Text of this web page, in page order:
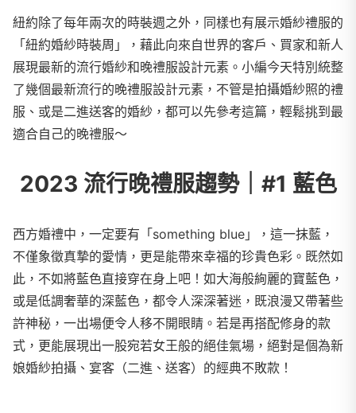
紐約除了每年兩次的時裝週之外，同樣也有展示婚紗禮服的
「紐約婚紗時裝周」，藉此向來自世界的客戶、買家和新人
展現最新的流行婚紗和晚禮服設計元素。小編今天特別統整
了幾個最新流行的晚禮服設計元素，不管是拍攝婚紗照的禮
服、或是二進送客的婚紗，都可以先參考這篇，輕鬆挑到最
適合自己的晚禮服～
2023 流行晚禮服趨勢｜#1 藍色
西方婚禮中，一定要有「something blue」，這一抹藍，
不僅象徵真摯的愛情，更是能帶來幸福的珍貴色彩。既然如
此，不如將藍色直接穿在身上吧！如大海般絢麗的寶藍色，
或是低調奢華的深藍色，都令人深深著迷，既浪漫又帶著些
許神秘，一出場便令人移不開眼睛。若是再搭配修身的款
式，更能展現出一股宛若女王般的絕佳氣場，絕對是個為新
娘婚紗拍攝、宴客（二進、送客）的經典不敗款！